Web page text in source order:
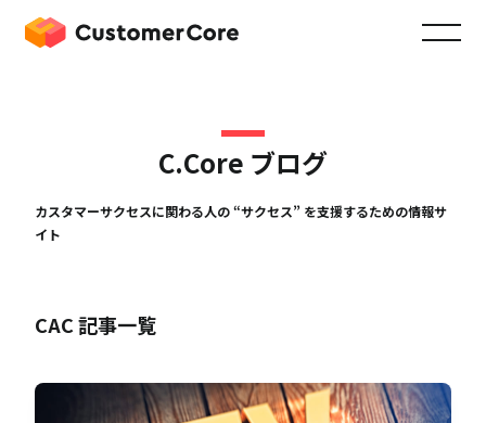
C.Core ブログ
カスタマーサクセスに関わる人の “サクセス” を支援するための情報サ
イト
CAC 記事一覧